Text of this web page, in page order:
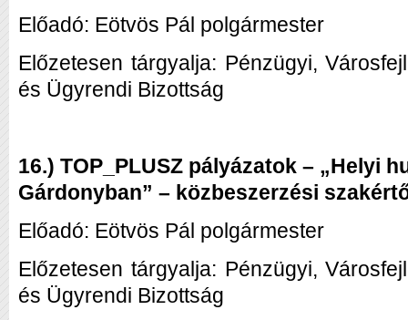
Előadó: Eötvös Pál polgármester
Előzetesen tárgyalja: Pénzügyi,
és Ügyrendi Bizottság
16.) TOP_PLUSZ pályázatok – „Helyi
Gárdonyban” – közbeszerzési
Előadó: Eötvös Pál polgármester
Előzetesen tárgyalja: Pénzügyi,
és Ügyrendi Bizottság